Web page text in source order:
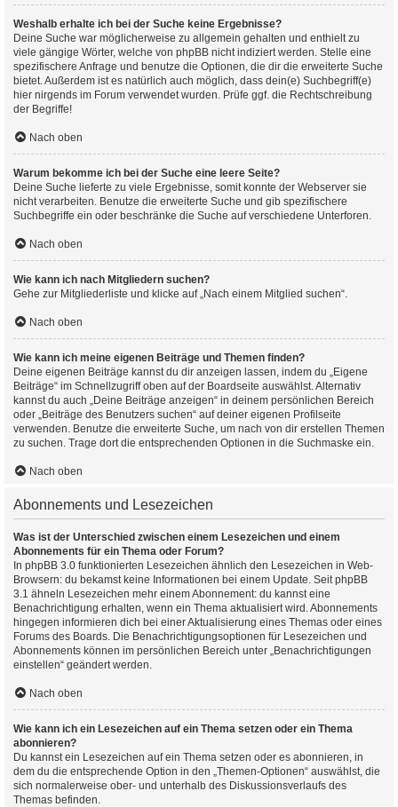
Weshalb erhalte ich bei der Suche keine Ergebnisse?
Deine Suche war möglicherweise zu allgemein gehalten und enthielt zu
viele gängige Wörter, welche von phpBB nicht indiziert werden. Stelle eine
spezifischere Anfrage und benutze die Optionen, die dir die erweiterte Suche
bietet. Außerdem ist es natürlich auch möglich, dass dein(e) Suchbegriff(e)
hier nirgends im Forum verwendet wurden. Prüfe ggf. die Rechtschreibung
der Begriffe!
Nach oben
Warum bekomme ich bei der Suche eine leere Seite?
Deine Suche lieferte zu viele Ergebnisse, somit konnte der Webserver sie
nicht verarbeiten. Benutze die erweiterte Suche und gib spezifischere
Suchbegriffe ein oder beschränke die Suche auf verschiedene Unterforen.
Nach oben
Wie kann ich nach Mitgliedern suchen?
Gehe zur Mitgliederliste und klicke auf „Nach einem Mitglied suchen“.
Nach oben
Wie kann ich meine eigenen Beiträge und Themen finden?
Deine eigenen Beiträge kannst du dir anzeigen lassen, indem du „Eigene
Beiträge“ im Schnellzugriff oben auf der Boardseite auswählst. Alternativ
kannst du auch „Deine Beiträge anzeigen“ in deinem persönlichen Bereich
oder „Beiträge des Benutzers suchen“ auf deiner eigenen Profilseite
verwenden. Benutze die erweiterte Suche, um nach von dir erstellen Themen
zu suchen. Trage dort die entsprechenden Optionen in die Suchmaske ein.
Nach oben
Abonnements und Lesezeichen
Was ist der Unterschied zwischen einem Lesezeichen und einem
Abonnements für ein Thema oder Forum?
In phpBB 3.0 funktionierten Lesezeichen ähnlich den Lesezeichen in Web-
Browsern: du bekamst keine Informationen bei einem Update. Seit phpBB
3.1 ähneln Lesezeichen mehr einem Abonnement: du kannst eine
Benachrichtigung erhalten, wenn ein Thema aktualisiert wird. Abonnements
hingegen informieren dich bei einer Aktualisierung eines Themas oder eines
Forums des Boards. Die Benachrichtigungsoptionen für Lesezeichen und
Abonnements können im persönlichen Bereich unter „Benachrichtigungen
einstellen“ geändert werden.
Nach oben
Wie kann ich ein Lesezeichen auf ein Thema setzen oder ein Thema
abonnieren?
Du kannst ein Lesezeichen auf ein Thema setzen oder es abonnieren, in
dem du die entsprechende Option in den „Themen-Optionen“ auswählst, die
sich normalerweise ober- und unterhalb des Diskussionsverlaufs des
Themas befinden.